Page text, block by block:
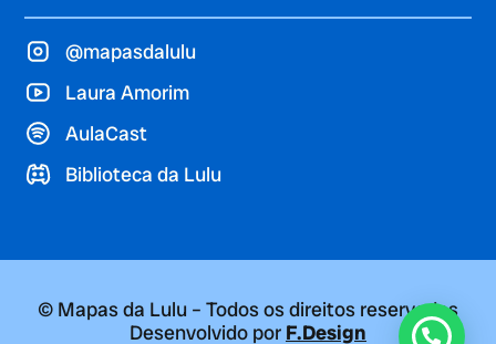
@mapasdalulu
Laura Amorim
AulaCast
Biblioteca da Lulu
© Mapas da Lulu – Todos os direitos reservados
Desenvolvido por F.Design